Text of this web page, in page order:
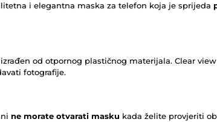
i elegantna maska za telefon koja je sprijeda
od otpornog plastičnog materijala. Clear
fotografije.
ne morate otvarati masku kada želite provjeriti